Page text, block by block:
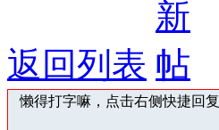
返回列表
懒得打字嘛，点击右侧快捷回复